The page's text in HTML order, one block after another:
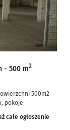
- 500 m2
500m2
pokoje
całe ogłoszenie